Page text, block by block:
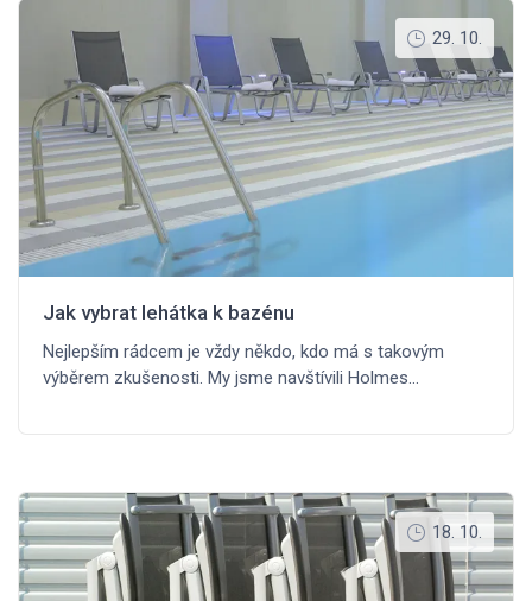
29. 10.
Jak vybrat lehátka k bazénu
Nejlepším rádcem je vždy někdo, kdo má s takovým
výběrem zkušenosti. My jsme navštívili Holmes…
18. 10.